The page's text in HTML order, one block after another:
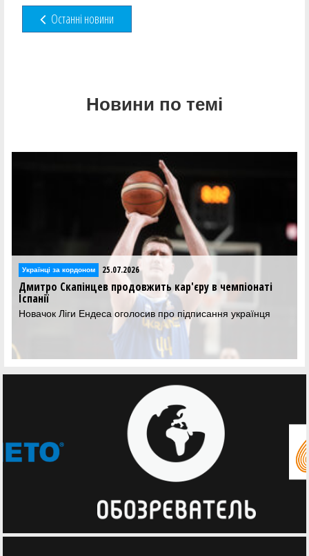
Останні новини
Новини по темі
Українці за кордоном 25.07.2026
Дмитро Скапінцев продовжить кар'єру в чемпіонаті
Іспанії
Новачок Ліги Ендеса оголосив про підписання українця